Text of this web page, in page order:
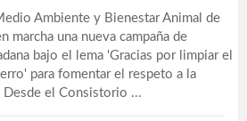
Ambiente y Bienestar Animal de
marcha una nueva campaña de
bajo el lema 'Gracias por limpiar el
para fomentar el respeto a la
el Consistorio ...